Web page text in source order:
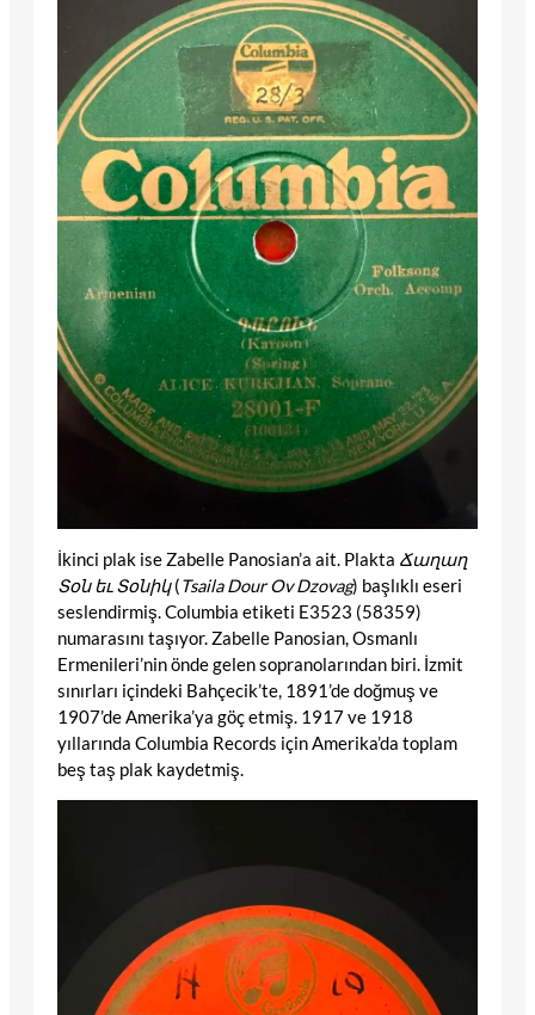
İkinci plak ise Zabelle Panosian’a ait. Plakta Ճաղաղ
Տօն եւ Տօնիկ(Tsaila Dour Ov Dzovag) başlıklı eseri
seslendirmiş. Columbia etiketi E3523 (58359)
numarasını taşıyor. Zabelle Panosian, Osmanlı
Ermenileri’nin önde gelen sopranolarından biri. İzmit
sınırları içindeki Bahçecik’te, 1891’de doğmuş ve
1907’de Amerika’ya göç etmiş. 1917 ve 1918
yıllarında Columbia Records için Amerika’da toplam
beş taş plak kaydetmiş.